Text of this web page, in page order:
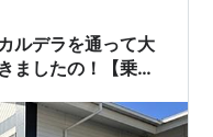
ルデラを通って大
ましたの！【乗車